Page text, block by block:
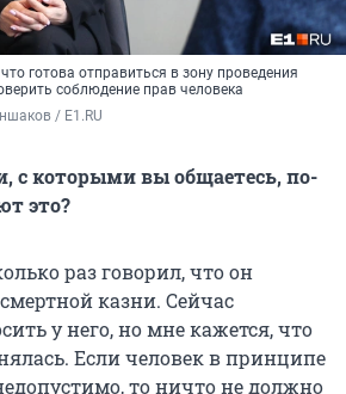
готова отправиться в зону проведения
соблюдение прав человека
/ E1.RU
с которыми вы общаетесь, по-
это?
раз говорил, что он
казни. Сейчас
у него, но мне кажется, что
Если человек в принципе
то ничто не должно